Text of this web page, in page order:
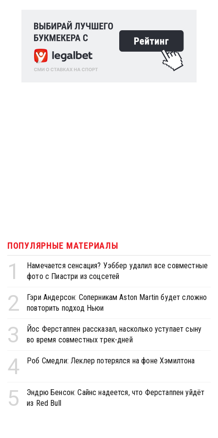
ПОПУЛЯРНЫЕ МАТЕРИАЛЫ
1
Намечается сенсация? Уэббер удалил все совместные
фото с Пиастри из соцсетей
2
Гэри Андерсон: Соперникам Aston Martin будет сложно
повторить подход Ньюи
3
Йос Ферстаппен рассказал, насколько уступает сыну
во время совместных трек-дней
4 Роб Смедли: Леклер потерялся на фоне Хэмилтона
5
Эндрю Бенсон: Сайнс надеется, что Ферстаппен уйдёт
из Red Bull